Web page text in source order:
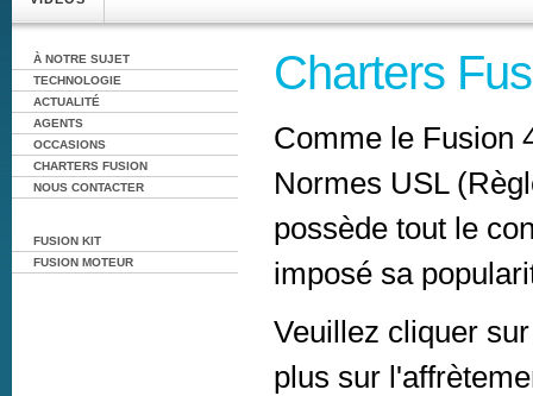
À NOTRE SUJET
TECHNOLOGIE
ACTUALITÉ
AGENTS
OCCASIONS
CHARTERS FUSION
NOUS CONTACTER
FUSION KIT
FUSION MOTEUR
Charters
Comme le Fusion
Normes USL
possède tout le
imposé sa
Veuillez cliquer
plus sur